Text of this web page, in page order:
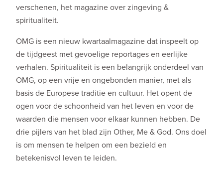
verschenen, het magazine over zingeving &
spiritualiteit.
OMG is een nieuw kwartaalmagazine dat inspeelt op
de tijdgeest met gevoelige reportages en eerlijke
verhalen. Spiritualiteit is een belangrijk onderdeel van
OMG, op een vrije en ongebonden manier, met als
basis de Europese traditie en cultuur. Het opent de
ogen voor de schoonheid van het leven en voor de
waarden die mensen voor elkaar kunnen hebben. De
drie pijlers van het blad zijn Other, Me & God. Ons doel
is om mensen te helpen om een bezield en
betekenisvol leven te leiden.